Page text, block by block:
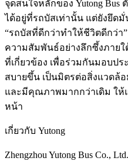
จุดสนใจหลักของ Yutong
ได้อยู่ที่รถบัสเท่านั้น แต่ยังยึด
“รถบัสที่ดีกว่าทำให้ชีวิตดีกว่า
ความสัมพันธ์อย่างลึกซึ้งภาย
ที่เกี่ยวข้อง เพื่อร่วมกันมอบป
สบายขึ้น เป็นมิตรต่อสิ่งแวด
และมีคุณภาพมากกว่าเดิม ใ
หน้า
เกี่ยวกับ Yutong
Zhengzhou Yutong Bus Co.,